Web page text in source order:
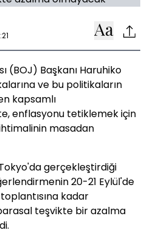
(BOJ) Başkanı Haruhiko
ve bu politikaların
kapsamlı
enflasyonu tetiklemek için
masadan
gerçekleştirdiği
20-21 Eylül'de
kadar
teşvikte bir azalma